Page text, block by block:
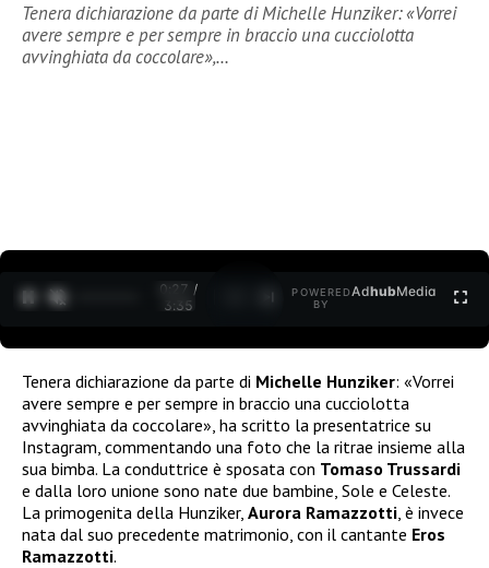
Tenera dichiarazione da parte di Michelle Hunziker: «Vorrei
avere sempre e per sempre in braccio una cucciolotta
avvinghiata da coccolare»,…
0:27 /
3:35
POWERED
BY
AdhubMedia
Tenera dichiarazione da parte di Michelle Hunziker: «Vorrei
avere sempre e per sempre in braccio una cucciolotta
avvinghiata da coccolare», ha scritto la presentatrice su
Instagram, commentando una foto che la ritrae insieme alla
sua bimba. La conduttrice è sposata con Tomaso Trussardi
e dalla loro unione sono nate due bambine, Sole e Celeste.
La primogenita della Hunziker, Aurora Ramazzotti , è invece
nata dal suo precedente matrimonio, con il cantante Eros
Ramazzotti.